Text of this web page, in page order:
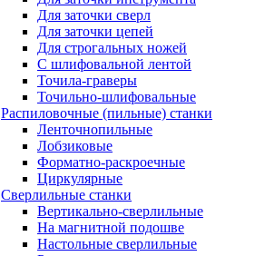
Для заточки сверл
Для заточки цепей
Для строгальных ножей
С шлифовальной лентой
Точила-граверы
Точильно-шлифовальные
Распиловочные (пильные) станки
Ленточнопильные
Лобзиковые
Форматно-раскроечные
Циркулярные
Сверлильные станки
Вертикально-сверлильные
На магнитной подошве
Настольные сверлильные